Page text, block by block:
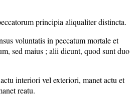
principia aliqualiter distincta.
voluntatis in peccatum mortale et
sed maius ; alii dicunt, quod sunt duo
interiori vel exteriori, manet actu et
reatu.